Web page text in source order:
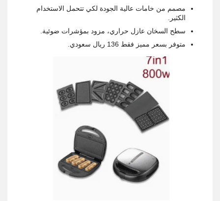
مصمم من خامات عالية الجودة لكي تتحمل الاستخدام
الكثير.
سطح السخان عازل حراري، مزود بمؤشرات ضوئية.
متوفر بسعر مميز فقط 136 ريال سعودي.